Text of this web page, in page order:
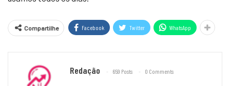
Compartilhe Facebook Twitter WhatsApp
Redação 659 Posts 0 Comments